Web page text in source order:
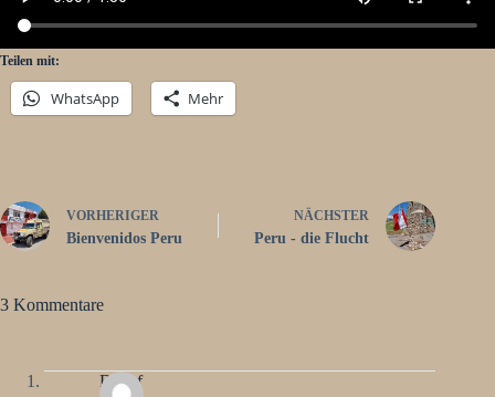
Teilen mit:
WhatsApp Mehr
VORHERIGER
Bienvenidos Peru
NÄCHSTER
Peru - die Flucht
3 Kommentare
Detlef